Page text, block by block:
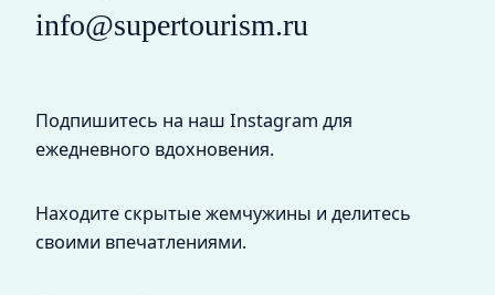
info@supertourism.ru
Подпишитесь на наш Instagram для
ежедневного вдохновения.
Находите скрытые жемчужины и делитесь
своими впечатлениями.